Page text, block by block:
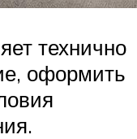
технично
оформить